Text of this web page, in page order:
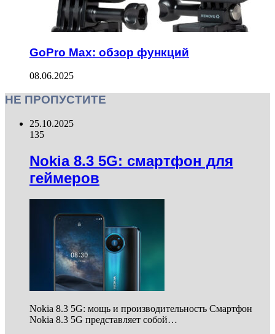
GoPro Max: обзор функций
08.06.2025
НЕ ПРОПУСТИТЕ
25.10.2025
135
Nokia 8.3 5G: смартфон для
геймеров
Nokia 8.3 5G: мощь и производительность Смартфон
Nokia 8.3 5G представляет собой…